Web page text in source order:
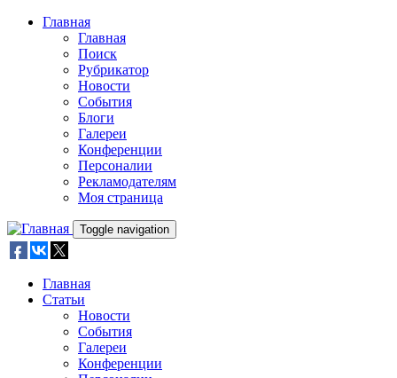
Skip to main content
Главная
Главная
Поиск
Рубрикатор
Новости
События
Блоги
Галереи
Конференции
Персоналии
Рекламодателям
Моя страница
Toggle navigation
Главная
Статьи
Новости
События
Галереи
Конференции